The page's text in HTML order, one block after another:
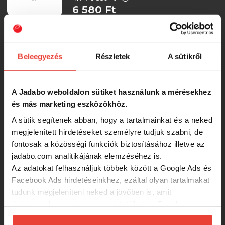
Beleegyezés Részletek A sütikről
A Jadabo weboldalon sütiket használunk a mérésekhez
és más marketing eszközökhöz.
A sütik segítenek abban, hogy a tartalmainkat és a neked
megjelenített hirdetéseket személyre tudjuk szabni, de
fontosak a közösségi funkciók biztosításához illetve az
jadabo.com analitikájának elemzéséhez is.
Az adatokat felhasználjuk többek között a Google Ads és
Facebook Ads hirdetéseinkhez, ezáltal olyan tartalmakat
tudunk megjeleníteni neked a jövőben is, amit
biztosításához arra kérünk, hogy engedd meg
6 580 Ft
WESTIN Ricky the Roach Multi
RRP:
WESTIN Ricky the Roach Multi
Jointed R2F 14cm 41g Glitter Roach
1pc
6 580 Ft
WESTIN Ricky the Roach Multi
Jointed R2F 14cm 41g Redlight Roach
RRP: 6 850 Ft